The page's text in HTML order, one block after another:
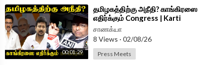
00:01:29
⁣தமிழகத்திற்கு அநீதி? காங்கிரஸை
எதிர்க்கும் Congress | Karti
Chidambaram | Mekedatu | CWMA
சாணக்யா
8 Views · 02/08/26
Press Meets